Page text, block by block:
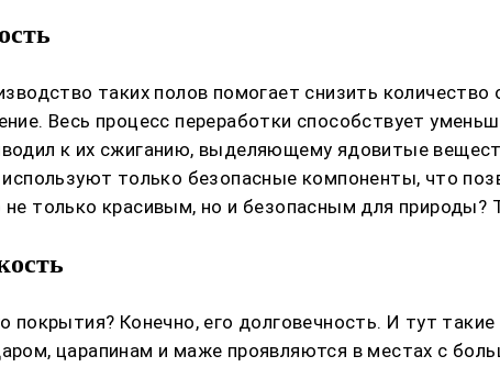
таких полов помогает снизить
Весь процесс переработки способствует
к их сжиганию, выделяющему ядовитые
только безопасные компоненты, что
только красивым, но и безопасным для
покрытия? Конечно, его долговечность. И тут
царапинам и маже проявляются в местах с